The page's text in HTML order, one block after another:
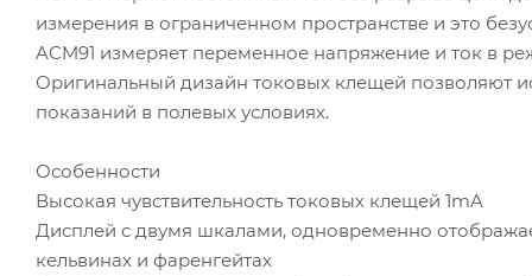
измерения в ограниченном пространстве и это
ACM91 измеряет переменное напряжение и ток в
Оригинальный дизайн токовых клещей позволяют
показаний в полевых условиях.
Особенности
Высокая чувствительность токовых клещей 1mA
Дисплей с двумя шкалами, одновременно
кельвинах и фаренгейтах